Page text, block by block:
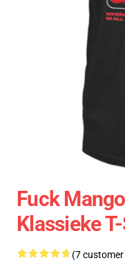
Fuck
Klassieke
(7